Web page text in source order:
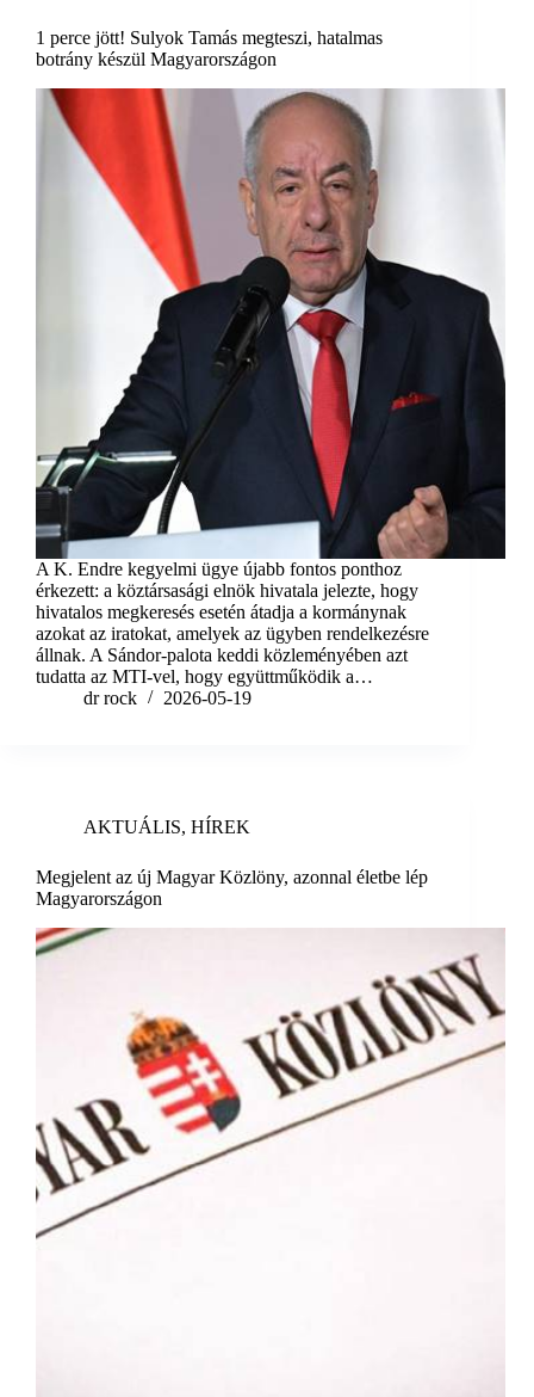
1 perce jött! Sulyok Tamás megteszi, hatalmas
botrány készül Magyarországon
A K. Endre kegyelmi ügye újabb fontos ponthoz
érkezett: a köztársasági elnök hivatala jelezte, hogy
hivatalos megkeresés esetén átadja a kormánynak
azokat az iratokat, amelyek az ügyben rendelkezésre
állnak. A Sándor-palota keddi közleményében azt
tudatta az MTI-vel, hogy együttműködik a…
dr rock
2026-05-19
AKTUÁLIS, HÍREK
Megjelent az új Magyar Közlöny, azonnal életbe lép
Magyarországon